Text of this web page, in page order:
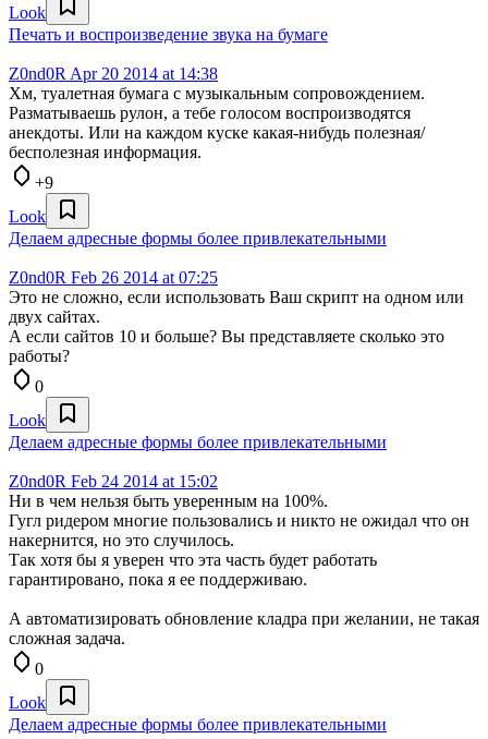
Look
Печать и воспроизведение звука на бумаге
Z0nd0R Apr 20 2014 at 14:38
Хм, туалетная бумага с музыкальным сопровождением.
Разматываешь рулон, а тебе голосом воспроизводятся
анекдоты. Или на каждом куске какая-нибудь полезная/
бесполезная информация.
+9
Look
Делаем адресные формы более привлекательными
Z0nd0R Feb 26 2014 at 07:25
Это не сложно, если использовать Ваш скрипт на одном или
двух сайтах.
А если сайтов 10 и больше? Вы представляете сколько это
работы?
0
Look
Делаем адресные формы более привлекательными
Z0nd0R Feb 24 2014 at 15:02
Ни в чем нельзя быть уверенным на 100%.
Гугл ридером многие пользовались и никто не ожидал что он
накернится, но это случилось.
Так хотя бы я уверен что эта часть будет работать
гарантировано, пока я ее поддерживаю.
А автоматизировать обновление кладра при желании, не такая
сложная задача.
0
Look
Делаем адресные формы более привлекательными